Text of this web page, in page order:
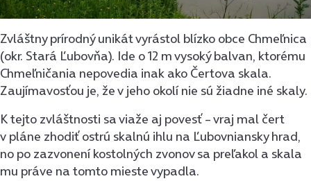
Zvláštny prírodný unikát vyrástol blízko obce Chmeľnica
(okr. Stará Ľubovňa). Ide o 12 m vysoký balvan, ktorému
Chmeľničania nepovedia inak ako Čertova skala.
Zaujímavosťou je, že v jeho okolí nie sú žiadne iné skaly.
K tejto zvláštnosti sa viaže aj povesť – vraj mal čert
v pláne zhodiť ostrú skalnú ihlu na Ľubovniansky hrad,
no po zazvonení kostolných zvonov sa preľakol a skala
mu práve na tomto mieste vypadla.